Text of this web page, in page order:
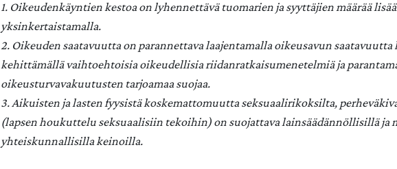
1. Oikeudenkäyntien kestoa on lyhennettävä tuomarien ja syyttäjien määrää
yksinkertaistamalla.
2. Oikeuden saatavuutta on parannettava laajentamalla oikeusavun
kehittämällä vaihtoehtoisia oikeudellisia riidanratkaisumenetelmiä ja
oikeusturvavakuutusten tarjoamaa suojaa.
3. Aikuisten ja lasten fyysistä koskemattomuutta seksuaalirikoksilta,
(lapsen houkuttelu seksuaalisiin tekoihin) on suojattava lainsäädännöllisillä ja
yhteiskunnallisilla keinoilla.